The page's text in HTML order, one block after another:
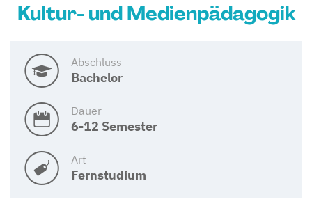
Kultur- und Medienpädagogik
Abschluss
Bachelor
Dauer
6-12 Semester
Art
Fernstudium